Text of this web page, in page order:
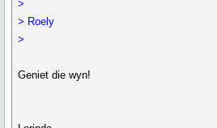
>
> Roely
>
Geniet die wyn!